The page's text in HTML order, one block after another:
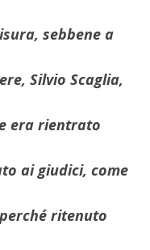
sebbene a
Silvio Scaglia,
era rientrato
ai giudici, come
ritenuto